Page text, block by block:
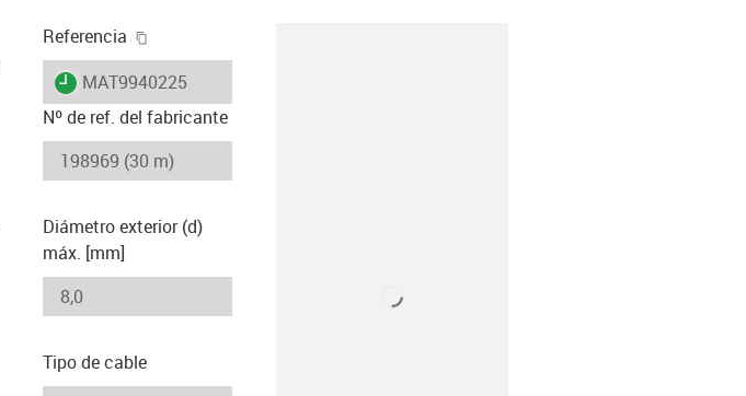
Referencia
igus-icon-lieferzeit
MAT9940225
Nº de ref. del fabricante
Diámetro exterior (d)
máx. [mm]
Tipo de cable